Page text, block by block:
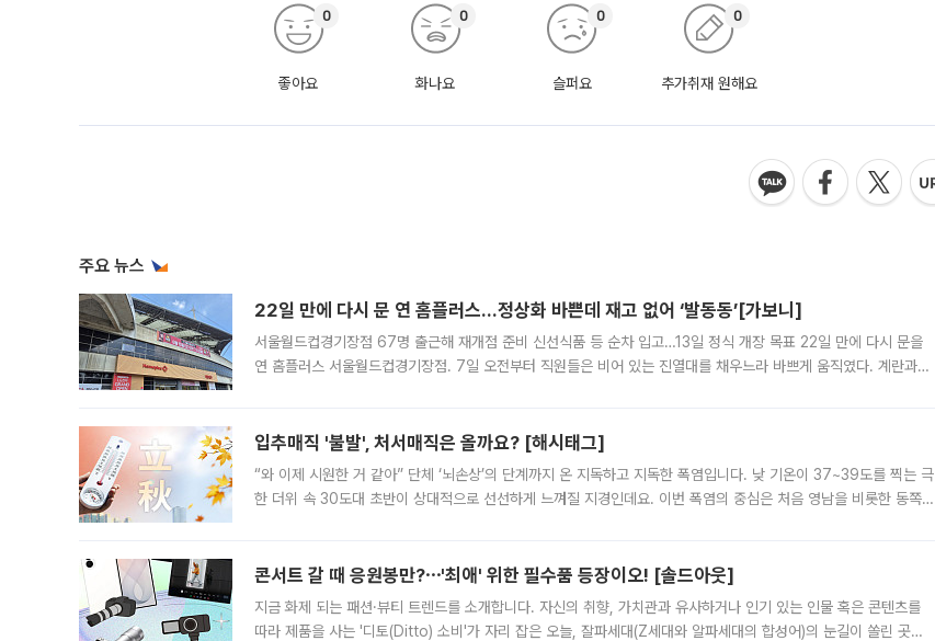
좋아요
0
화나요
0
슬퍼요
0
추가취재 원해요
0
주요 뉴스
22일 만에 다시 문 연 홈플러스…정상화 바쁜데 재고 없어 ‘발동동’[가보니]
서울월드컵경기장점 67명 출근해 재개점 준비 신선식품 등 순차 입고…13일 정식 개장 목표 22일 만에 다시 문을
연 홈플러스 서울월드컵경기장점. 7일 오전부터 직원들은 비어 있는 진열대를 채우느라 바쁘게 움직였다. 계란과
입추매직 '불발', 처서매직은 올까요? [해시태그]
“와 이제 시원한 거 같아” 단체 ‘뇌손상’의 단계까지 온 지독하고 지독한 폭염입니다. 낮 기온이 37~39도를 찍는 극
한 더위 속 30도대 초반이 상대적으로 선선하게 느껴질 지경인데요. 이번 폭염의 중심은 처음 영남을 비롯한 동쪽
콘서트 갈 때 응원봉만?⋯'최애' 위한 필수품 등장이오! [솔드아웃]
지금 화제 되는 패션·뷰티 트렌드를 소개합니다. 자신의 취향, 가치관과 유사하거나 인기 있는 인물 혹은 콘텐츠를
따라 제품을 사는 '디토(Ditto) 소비'가 자리 잡은 오늘, 잘파세대(Z세대와 알파세대의 합성어)의 눈길이 쏠린 곳은